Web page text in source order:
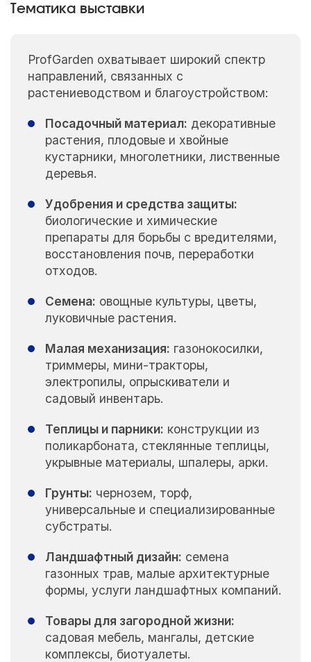
Тематика выставки
ProfGarden охватывает широкий спектр
направлений, связанных с
растениеводством и благоустройством:
Посадочный материал: декоративные
растения, плодовые и хвойные
кустарники, многолетники, лиственные
деревья.
Удобрения и средства защиты:
биологические и химические
препараты для борьбы с вредителями,
восстановления почв, переработки
отходов.
Семена: овощные культуры, цветы,
луковичные растения.
Малая механизация: газонокосилки,
триммеры, мини-тракторы,
электропилы, опрыскиватели и
садовый инвентарь.
Теплицы и парники: конструкции из
поликарбоната, стеклянные теплицы,
укрывные материалы, шпалеры, арки.
Грунты: чернозем, торф,
универсальные и специализированные
субстраты.
Ландшафтный дизайн: семена
газонных трав, малые архитектурные
формы, услуги ландшафтных компаний.
Товары для загородной жизни:
садовая мебель, мангалы, детские
комплексы, биотуалеты.